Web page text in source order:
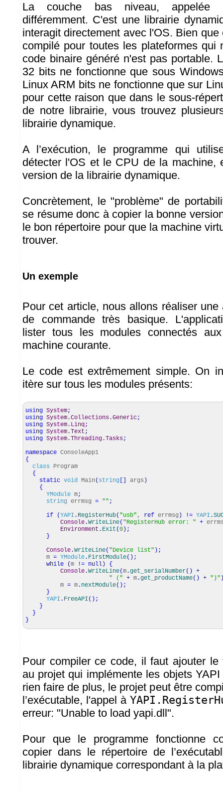
La couche bas niveau, appelée
différemment. C'est une librairie
interagit directement avec l'OS. Bien
compilé pour toutes les plateformes qui
code binaire généré n'est pas portable.
32 bits ne fonctionne que sous
Linux ARM bits ne fonctionne que sur
pour cette raison que dans le sous-
de notre librairie, vous trouvez
librairie dynamique.
A l’exécution, le programme qui
détecter l'OS et le CPU de la machine,
version de la librairie dynamique.
Concrètement, le "problème" de
se résume donc à copier la bonne
le bon répertoire pour que la machine
trouver.
Un exemple
Pour cet article, nous allons réaliser
de commande très basique.
lister tous les modules connectés
machine courante.
Le code est extrêmement simple. On
itère sur tous les modules présents:
using System;
using System.Collections.Generic;
using System.Linq;
using System.Text ;
using System.Threading.Tasks;
namespace ConsoleApp1
{
class Program
{
static void Main ( string args )
{
YModule m;
string errmsg = "" ;
if
(YAPI . RegisterHub( "usb" , ref errmsg ) != YAPI .
Console .WriteLine( "RegisterHub error: " +
Environment . Exit (0 ) ;
}
Console .WriteLine( "Device list" ) ;
m = YModule . FirstModule( ) ;
while
(m != null )
{
Console .WriteLine(m .get_serialNumber( ) +
" (" + m .get_productName( ) + ")"
m = m . nextModule( ) ;
}
YAPI . FreeAPI ( ) ;
}
}
}
Pour compiler ce code, il faut ajouter le
au projet qui implémente les objets
rien faire de plus, le projet peut être
l’exécutable, l'appel à
erreur: "Unable to load yapi.dll".
Pour que le programme fonctionne
copier dans le répertoire de
librairie dynamique correspondant à la